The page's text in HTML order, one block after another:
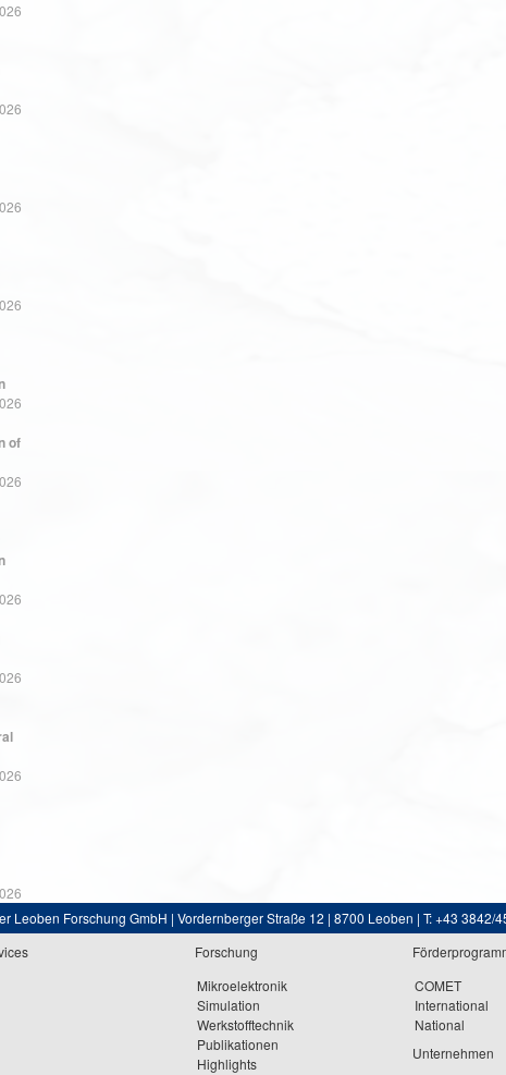
of
Leoben Forschung GmbH | Vordernberger Straße 12 | 8700 Leoben | T: +43 3842/
Forschung
Mikroelektronik
Simulation
Werkstofftechnik
Publikationen
Highlights
COMET
International
National
Unternehmen